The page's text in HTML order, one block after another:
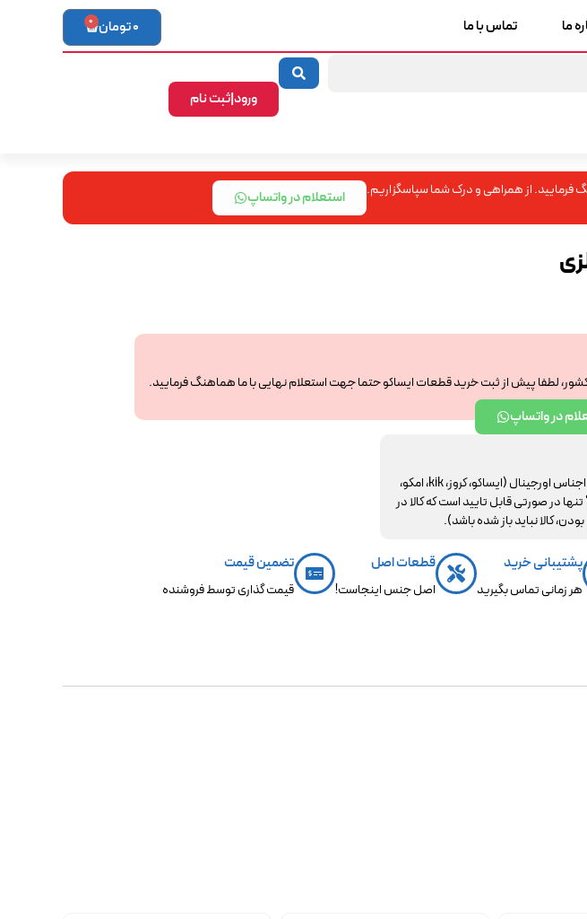
ورود|ثبت نام
ما تماس با ما 0تومان 0
فرمایید. از همراهی و درک شما سپاسگزاریم. استعلام در واتساپ
کشور، لطفا پیش از ثبت خرید قطعات ایساکو حتما جهت استعلام نهایی با ما هماهنگ فرمایید.
در واتساپ
درخواست مرجوع کردن کالا در گروه اجناس اورجینال (ایساکو، کروز، kik، امکو،
در صورتی قابل تایید است که کالا در
کالا نباید باز شده باشد).
پشتیبانی خرید
هر زمانی تماس بگیرید
قطعات اصل
اصل جنس اینجاست!
تضمین قیمت
قیمت گذاری توسط فروشنده